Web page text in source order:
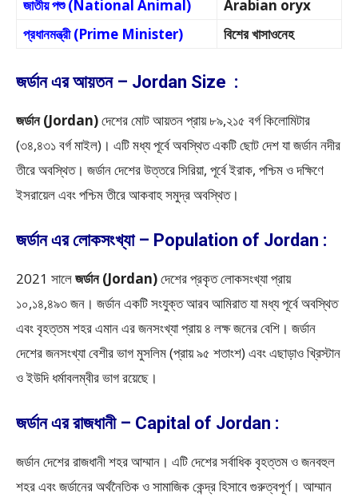
জাতীয় পশু (National Animal)
Arabian oryx
প্রধানমন্ত্রী (Prime Minister)
বিশের খাসাওনেহ
জর্ডান এর আয়তন – Jordan Size :
জর্ডান (Jordan)দেশের মোট আয়তন প্রায় ৮৯,২১৫ বর্গ কিলোমিটার
(৩৪,৪৩১ বর্গ মাইল)। এটি মধ্য পূর্বে অবস্থিত একটি ছোট দেশ যা জর্ডান নদীর
তীরে অবস্থিত। জর্ডান দেশের উত্তরে সিরিয়া, পূর্বে ইরাক, পশ্চিম ও দক্ষিণে
ইসরায়েল এবং পশ্চিম তীরে আকবাহ সমুদ্র অবস্থিত।
জর্ডান এর লোকসংখ্যা – Population of Jordan :
2021 সালেজর্ডান (Jordan)দেশের প্রকৃত লোকসংখ্যা প্রায়
১০,১৪,৪৯৩ জন। জর্ডান একটি সংযুক্ত আরব আমিরাত যা মধ্য পূর্বে অবস্থিত
এবং বৃহত্তম শহর এমান এর জনসংখ্যা প্রায় ৪ লক্ষ জনের বেশি। জর্ডান
দেশের জনসংখ্যা বেশীর ভাগ মুসলিম (প্রায় ৯৫ শতাংশ) এবং এছাড়াও খ্রিস্টান
ও ইউদি ধর্মাবলম্বীর ভাগ রয়েছে।
জর্ডান এর রাজধানী – Capital of Jordan :
জর্ডান দেশের রাজধানী শহর আম্মান। এটি দেশের সর্বাধিক বৃহত্তম ও জনবহুল
শহর এবং জর্ডানের অর্থনৈতিক ও সামাজিক কেন্দ্র হিসাবে গুরুত্বপূর্ণ। আম্মান